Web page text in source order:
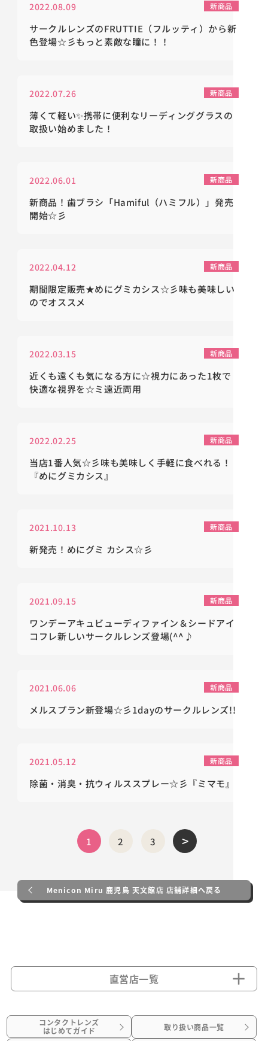
2022.08.09 新商品
サークルレンズのFRUTTIE（フルッティ）から新
色登場☆彡もっと素敵な瞳に！！
2022.07.26 新商品
薄くて軽い✨携帯に便利なリーディンググラスの
取扱い始めました！
2022.06.01 新商品
新商品！歯ブラシ「Hamiful（ハミフル）」発売
開始☆彡
2022.04.12 新商品
期間限定販売★めにグミカシス☆彡味も美味しい
のでオススメ
2022.03.15 新商品
近くも遠くも気になる方に☆視力にあった1枚で
快適な視界を☆ミ遠近両用
2022.02.25 新商品
当店1番人気☆彡味も美味しく手軽に食べれる！
『めにグミカシス』
2021.10.13 新商品
新発売！めにグミ カシス☆彡
2021.09.15 新商品
ワンデーアキュビューディファイン＆シードアイ
コフレ新しいサークルレンズ登場(^^♪
2021.06.06 新商品
メルスプラン新登場☆彡1dayのサークルレンズ!!
2021.05.12 新商品
除菌・消臭・抗ウィルススプレー☆彡『ミマモ』
1 2 3 >
Menicon Miru 鹿児島 天文館店 店舗詳細へ戻る
直営店一覧
コンタクトレンズ
はじめてガイド 取り扱い商品一覧